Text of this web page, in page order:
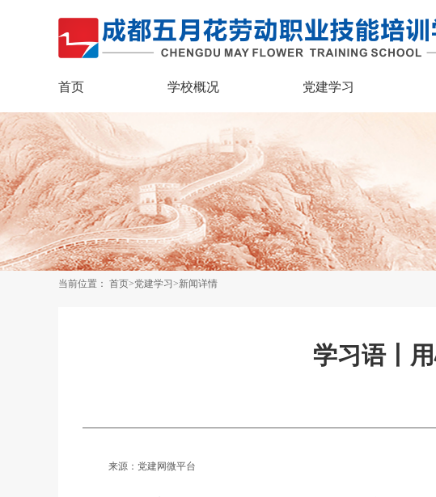
首页 学校概况 党建学习
当前位置： 首页>党建学习 >新闻详情
学习语丨
来源：党建网微平台